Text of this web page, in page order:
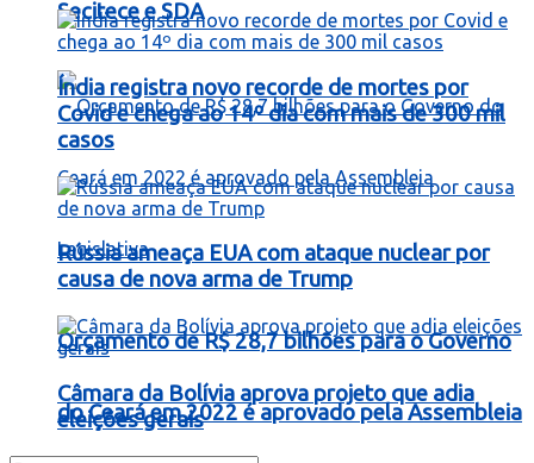
Secitece e SDA
Orçamento de R$ 28,7 bilhões para o Governo
do Ceará em 2022 é aprovado pela Assembleia
Índia registra novo recorde de mortes por
Covid e chega ao 14º dia com mais de 300 mil
casos
Rússia ameaça EUA com ataque nuclear por
causa de nova arma de Trump
Câmara da Bolívia aprova projeto que adia
eleições gerais